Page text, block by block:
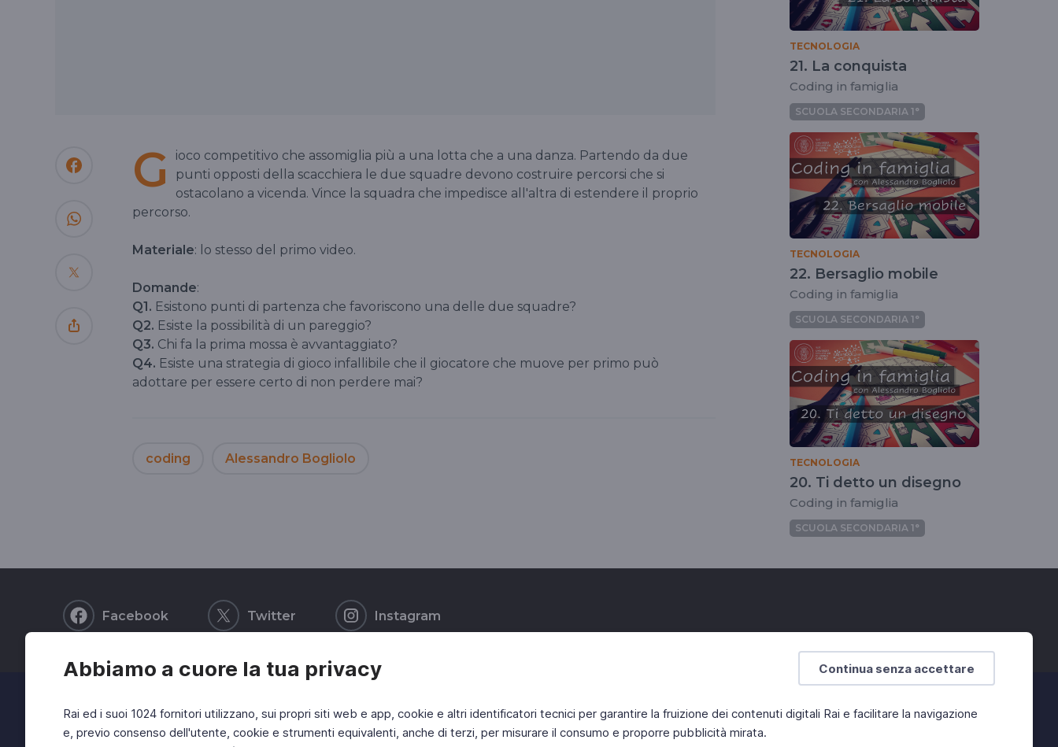
Continua senza accettare
Abbiamo a cuore la tua privacy
Rai ed i suoi 1024 fornitori utilizzano, sui propri siti web e app, cookie e altri identificatori tecnici per garantire la fruizione dei contenuti digitali Rai e facilitare la navigazione
e, previo consenso dell'utente, cookie e strumenti equivalenti, anche di terzi, per misurare il consumo e proporre pubblicità mirata.
G
ioco competitivo che assomiglia più a una lotta che a una danza. Partendo da due
punti opposti della scacchiera le due squadre devono costruire percorsi che si
ostacolano a vicenda. Vince la squadra che impedisce all'altra di estendere il proprio
percorso.
Materiale: lo stesso del primo video.
Domande:
Q1. Esistono punti di partenza che favoriscono una delle due squadre?
Q2. Esiste la possibilità di un pareggio?
Q3. Chi fa la prima mossa è avvantaggiato?
Q4. Esiste una strategia di gioco infallibile che il giocatore che muove per primo può
adottare per essere certo di non perdere mai?
coding Alessandro Bogliolo
TECNOLOGIA
21. La conquista
Coding in famiglia
SCUOLA SECONDARIA 1°
TECNOLOGIA
22. Bersaglio mobile
Coding in famiglia
SCUOLA SECONDARIA 1°
TECNOLOGIA
20. Ti detto un disegno
Coding in famiglia
SCUOLA SECONDARIA 1°
Facebook Twitter Instagram